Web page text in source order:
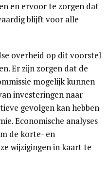
en ervoor te zorgen dat
blijft voor alle
overheid op dit voorstel
Er zijn zorgen dat de
mogelijk kunnen
investeringen naar
gevolgen kan hebben
Economische analyses
de korte- en
wijzigingen in kaart te